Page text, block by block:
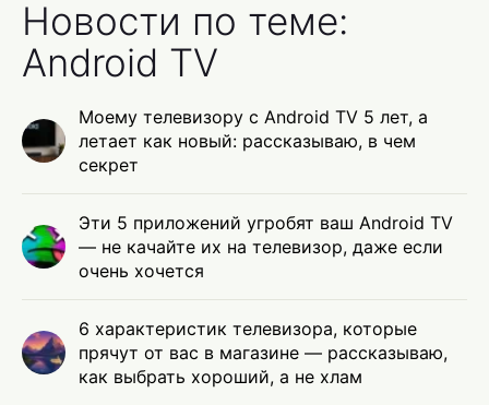
Новости по теме:
Android TV
Моему телевизору с Android TV 5 лет, а
летает как новый: рассказываю, в чем
секрет
Эти 5 приложений угробят ваш Android TV
— не качайте их на телевизор, даже если
очень хочется
6 характеристик телевизора, которые
прячут от вас в магазине — рассказываю,
как выбрать хороший, а не хлам